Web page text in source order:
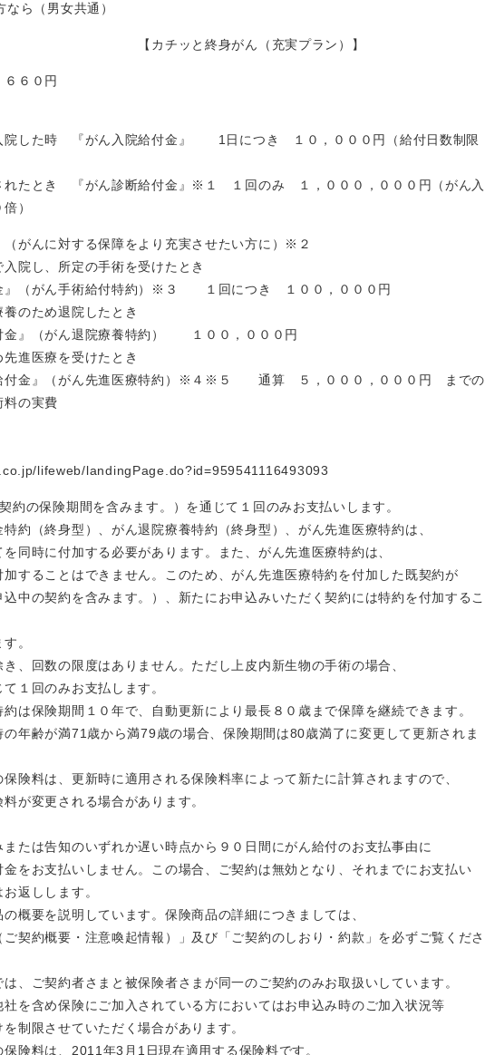
ら（男女共通）
終身がん（充実プラン）】
６０円
院した時 『がん入院給付金』 1日につき １０，０００円（給付日数制限
れたとき 『がん診断給付金』※１ １回のみ １，０００，０００円（がん入
）
がんに対する保障をより充実させたい方に）※２
院し、所定の手術を受けたとき
（がん手術給付特約）※３ １回につき １００，０００円
のため退院したとき
』（がん退院療養特約） １００，０００円
進医療を受けたとき
金』（がん先進医療特約）※４※５ 通算 ５，０００，０００円 までの
料の実費
lifeweb/landingPage.do?id=959541116493093
の保険期間を含みます。）を通じて１回のみお支払いします。
約（終身型）、がん退院療養特約（終身型）、がん先進医療特約は、
に付加する必要があります。また、がん先進医療特約は、
ることはできません。このため、がん先進医療特約を付加した既契約が
契約を含みます。）、新たにお申込みいただく契約には特約を付加するこ
。
、回数の限度はありません。ただし上皮内新生物の手術の場合、
回のみお支払します。
は保険期間１０年で、自動更新により最長８０歳まで保障を継続できます。
齢が満71歳から満79歳の場合、保険期間は80歳満了に変更して更新されま
は、更新時に適用される保険料率によって新たに計算されますので、
変更される場合があります。
たは告知のいずれか遅い時点から９０日間にがん給付のお支払事由に
をお支払いしません。この場合、ご契約は無効となり、それまでにお支払い
返しします。
の概要を説明しています。保険商品の詳細につきましては、
契約概要・注意喚起情報）」及び「ご契約のしおり・約款」を必ずご覧くださ
は、ご契約者さまと被保険者さまが同一のご契約のみお取扱いしています。
社を含め保険にご加入されている方においてはお申込み時のご加入状況等
制限させていただく場合があります。
保険料は、2011年3月1日現在適用する保険料です。